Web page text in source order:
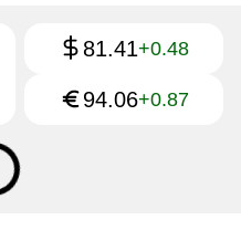
81.41+0.48
94.06+0.87